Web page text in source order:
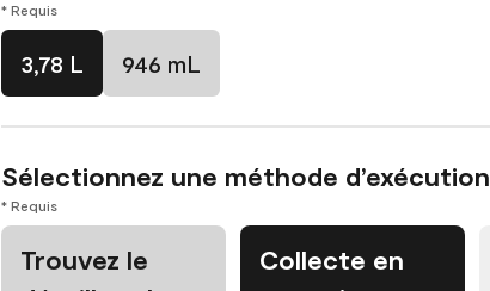
* Requis
3,78 L 946 mL
Sélectionnez une méthode d’exécution
* Requis
Trouvez le
Collecte en